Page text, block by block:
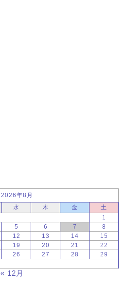
2026年8月
水 木 金
土
1
5 6 7
8
12 13 14
15
19 20 21
22
26 27 28
29
« 12月